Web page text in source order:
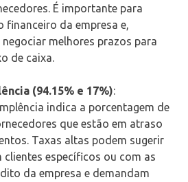
É importante para
financeiro da empresa e,
melhores prazos para
de caixa.
(94.15% e 17%):
indica a porcentagem de
que estão em atraso
Taxas altas podem sugerir
clientes específicos ou com as
da empresa e demandam